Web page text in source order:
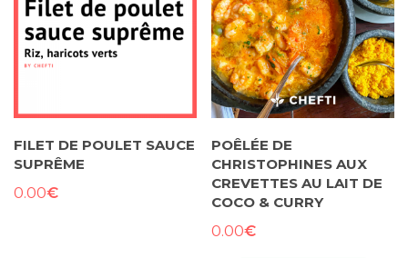
FILET DE POULET SAUCE
SUPRÊME
0.00€
POÊLÉE DE
CHRISTOPHINES AUX
CREVETTES AU LAIT DE
COCO & CURRY
0.00€